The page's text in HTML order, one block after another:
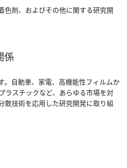
色剤、およびその他に関する研究開
係
。自動車、家電、高機能性フィルムか
ラスチックなど、あらゆる市場を対
散技術を応用した研究開発に取り組